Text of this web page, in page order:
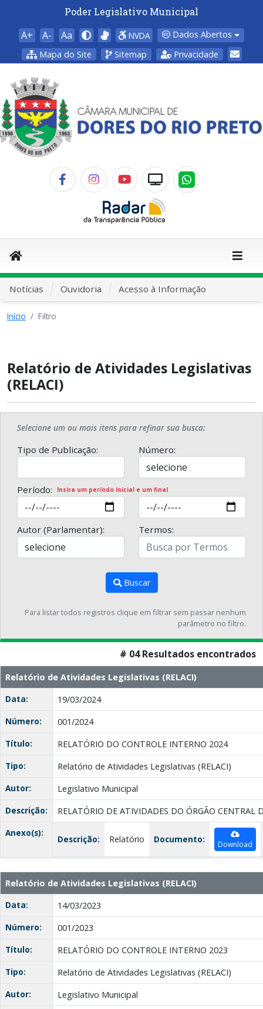
Poder Legislativo Municipal
A+ A- Aa NVDA
Dados Abertos
Mapa do Site
Sitemap Privacidade
Notícias Ouvidoria Acesso à Informação
Início Filtro
Relatório de Atividades Legislativas
(RELACI)
Selecione um ou mais itens para refinar sua busca:
Tipo de Publicação: Número:
Período: Insira um período inicial e um final
Autor (Parlamentar): Termos:
Buscar
Para listar todos registros clique em filtrar sem passar nenhum
parâmetro no filtro.
# 04 Resultados encontrados
Relatório de Atividades Legislativas (RELACI)
Data:
19/03/2024
Número:
001/2024
Título:
RELATÓRIO DO CONTROLE INTERNO 2024
Tipo:
Relatório de Atividades Legislativas (RELACI)
Autor:
Legislativo Municipal
Descrição:
RELATÓRIO DE ATIVIDADES DO ÓRGÃO CENTRAL
Anexo(s):
Descrição: Relatório Documento: Download
Relatório de Atividades Legislativas (RELACI)
Data:
14/03/2023
Número:
001/2023
Título:
RELATÓRIO DO CONTROLE INTERNO 2023
Tipo:
Relatório de Atividades Legislativas (RELACI)
Autor:
Legislativo Municipal